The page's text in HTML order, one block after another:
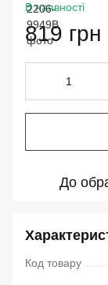
В наявності
819 грн
До
Код товару